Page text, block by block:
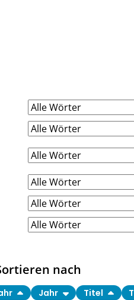
nach
Jahr Titel